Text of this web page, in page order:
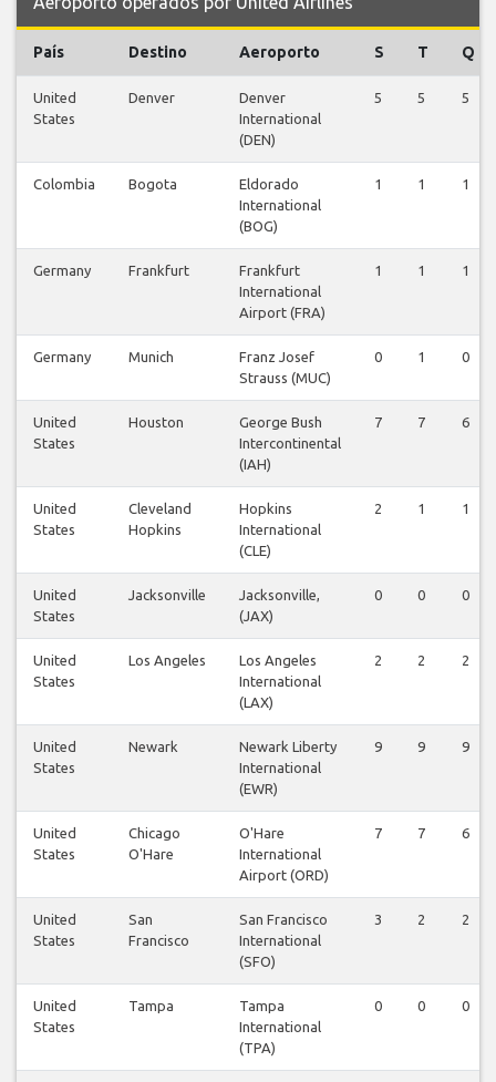
País Destino Aeroporto S T Q
United
States
Denver
Denver
International
(DEN)
5 5 5
Colombia Bogota
Eldorado
International
(BOG)
1 1 1
Germany Frankfurt
Frankfurt
International
Airport (FRA)
1 1 1
Germany Munich
Franz Josef
Strauss (MUC)
0 1 0
United
States
Houston
George Bush
Intercontinental
(IAH)
7 7 6
United
States
Cleveland
Hopkins
Hopkins
International
(CLE)
2 1 1
United
States
Jacksonville
Jacksonville,
(JAX)
0 0 0
United
States
Los Angeles
Los Angeles
International
(LAX)
2 2 2
United
States
Newark
Newark Liberty
International
(EWR)
9 9 9
United
States
Chicago
O'Hare
O'Hare
International
Airport (ORD)
7 7 6
United
States
San
Francisco
San Francisco
International
(SFO)
3 2 2
United
States
Tampa
Tampa
International
(TPA)
0 0 0